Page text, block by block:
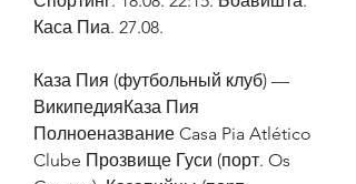
Каса Пиа. 27.08.
Каза Пия (футбольный клуб) —
ВикипедияКаза Пия
Полноеназвание Casa Pia Atlético
Clube Прозвище Гуси (порт. Os